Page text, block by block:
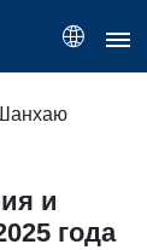
и
года